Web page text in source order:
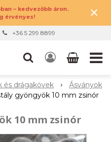
– kedvezőbb áron.
érvényes!
×
+36 5 299 8899
és drágakövek
Ásványok
gyöngyök 10 mm zsinór
10 mm zsinór